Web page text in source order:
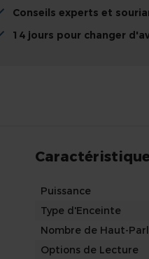
Conseils experts et
14 jours pour changer
Puissance
Type d'Enceinte
Nombre de Haut-
Options de Lecture